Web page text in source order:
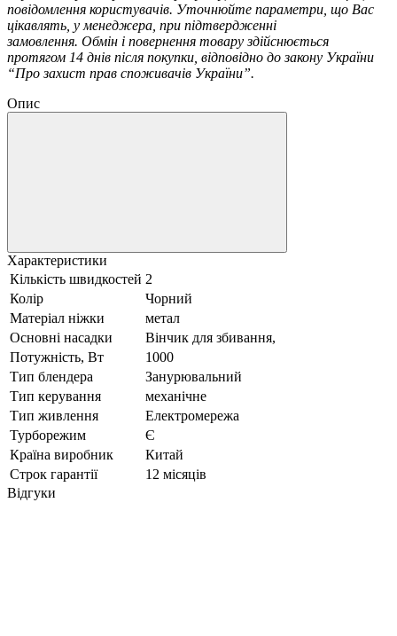
повідомлення користувачів. Уточнюйте параметри, що Вас
цікавлять, у менеджера, при підтвердженні
замовлення. Обмін і повернення товару здійснюється
протягом 14 днів після покупки, відповідно до закону України
“Про захист прав споживачів України”.
Опис
Характеристики
Кількість швидкостей 2
Колір
Чорний
Матеріал ніжки
метал
Основні насадки
Вінчик для збивання,
Потужність, Вт
1000
Тип блендера
Занурювальний
Тип керування
механічне
Тип живлення
Електромережа
Турборежим
Є
Країна виробник
Китай
Строк гарантії
12 місяців
Відгуки